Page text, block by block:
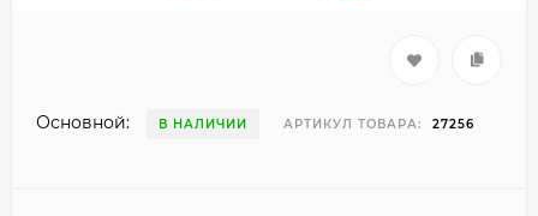
Основной: В НАЛИЧИИ АРТИКУЛ ТОВАРА: 27256